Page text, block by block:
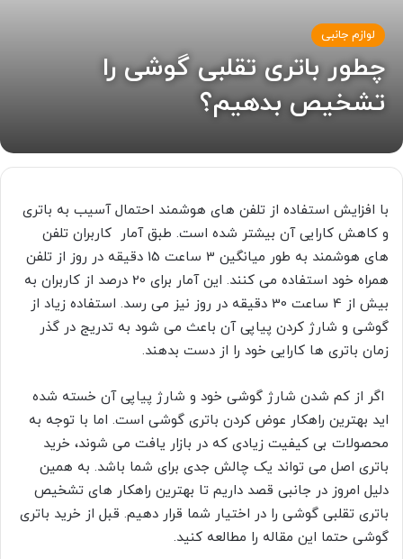
لوازم جانبی
چطور باتری تقلبی گوشی را
تشخیص بدهیم؟
با افزایش استفاده از تلفن های هوشمند احتمال آسیب به باتری
و کاهش کارایی آن بیشتر شده است. طبق آمار کاربران تلفن
های هوشمند به طور میانگین 3 ساعت 15 دقیقه در روز از تلفن
همراه خود استفاده می کنند. این آمار برای 20 درصد از کاربران به
بیش از 4 ساعت 30 دقیقه در روز نیز می رسد. استفاده زیاد از
گوشی و شارژ کردن پیاپی آن باعث می شود به تدریج در گذر
زمان باتری ها کارایی خود را از دست بدهند.
اگر از کم شدن شارژ گوشی خود و شارژ پیاپی آن خسته شده
اید بهترین راهکار عوض کردن باتری گوشی است. اما با توجه به
محصولات بی کیفیت زیادی که در بازار یافت می شوند، خرید
باتری اصل می تواند یک چالش جدی برای شما باشد. به همین
دلیل امروز در جانبی قصد داریم تا بهترین راهکار های تشخیص
باتری تقلبی گوشی را در اختیار شما قرار دهیم. قبل از خرید باتری
گوشی حتما این مقاله را مطالعه کنید.